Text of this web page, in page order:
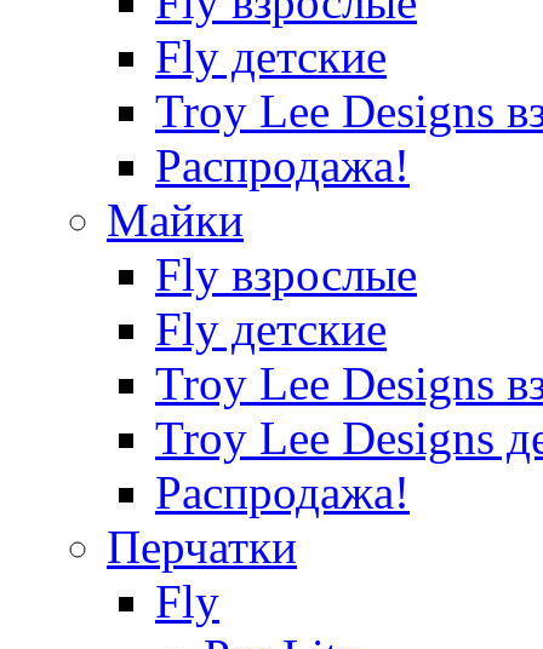
Fly детские
Troy Lee Designs
Распродажа!
Майки
Fly взрослые
Fly детские
Troy Lee Designs
Troy Lee Designs
Распродажа!
Перчатки
Fly